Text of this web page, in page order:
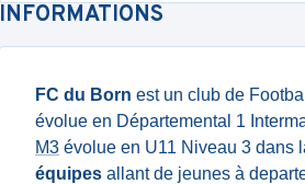
INFORMATIONS
FC du Born est un club de
évolue en Départemental 1
M3 évolue en U11 Niveau 3 dans
équipes allant de jeunes à